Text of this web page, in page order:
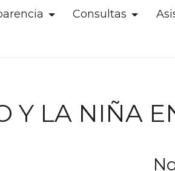
Consultas
Y LA NIÑA